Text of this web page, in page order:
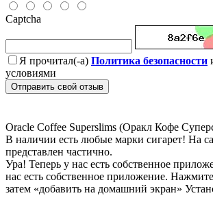
Captcha
Я прочитал(-а) Политика безопасности
условиями
Отправить свой отзыв
Oracle Coffee Superslims (Оракл Кофе
В наличии есть любые марки сигарет! На
представлен частично.
Ура! Теперь у нас есть собственное
нас есть собственное приложение.
затем «добавить на домашний экран»